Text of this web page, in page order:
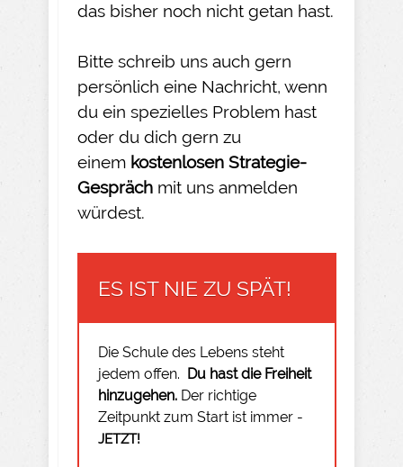
das bisher noch nicht getan hast.
Bitte schreib uns auch gern
persönlich eine Nachricht, wenn
du ein spezielles Problem hast
oder du dich gern zu
einem kostenlosen Strategie-
Gespräch mit uns anmelden
würdest.
ES IST NIE ZU SPÄT!
Die Schule des Lebens steht
jedem offen.
Du hast die Freiheit
hinzugehen. Der richtige
Zeitpunkt zum Start ist immer -
JETZT!